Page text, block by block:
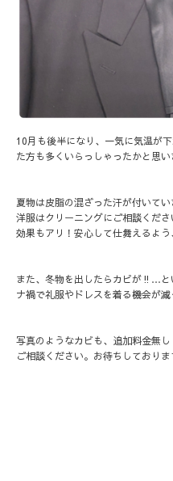
10月も後半になり、一気に気温が
た方も多くいらっしゃったかと思
夏物は皮脂の混ざった汗が付いて
洋服はクリーニングにご相談くだ
効果もアリ！安心して仕舞えるよう
また、冬物を出したらカビが‼️…と
ナ禍で礼服やドレスを着る機会が
写真のようなカビも、追加料金無
ご相談ください。お待ちしておりま